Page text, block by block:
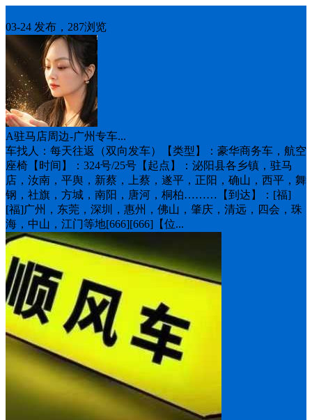
03-24 发布，287浏览
A驻马店周边-广州专车...
车找人：每天往返（双向发车）【类型】：豪华商务车，航空
座椅【时间】：3️24号/25号【起点】：泌阳县各乡镇，驻马
店，汝南，平舆，新蔡，上蔡，遂平，正阳，确山，西平，舞
钢，社旗，方城，南阳，唐河，桐柏………【到达】：[福]
[福]广州，东莞，深圳，惠州，佛山，肇庆，清远，四会，珠
海，中山，江门等地[666][666]【位...